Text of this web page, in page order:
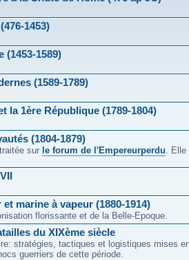
1453)
(1453-1589)
(1589-1789)
la 1ère République (1789-1804)
(1804-1879)
sur le forum de l'Empereurperdu. Elle
marine à vapeur (1880-1914)
florissante et de la Belle-Epoque.
du XIXème siècle
stratégies, tactiques et logistiques mises
guerriers de cette période.